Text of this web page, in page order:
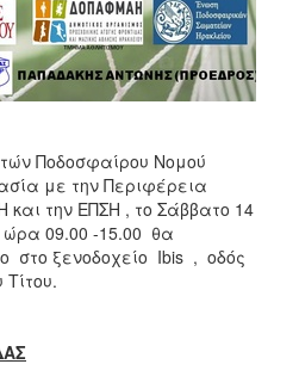
Ποδοσφαίρου Νομού
με την Περιφέρεια
την ΕΠΣΗ , το Σάββατο 14
09.00 -15.00 θα
στο ξενοδοχείο Ibis , οδός